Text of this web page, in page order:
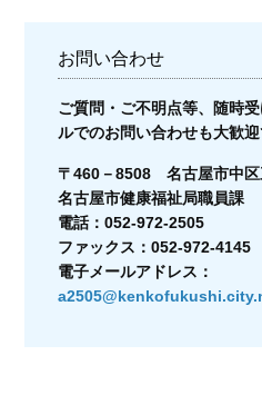
お問い合わせ
ご質問・ご不明点等、随時
ルでのお問い合わせも大歓迎
〒460－8508 名古屋市中区
名古屋市健康福祉局職員課
電話：052-972-2505
ファックス：052-972-4145
電子メールアドレス：